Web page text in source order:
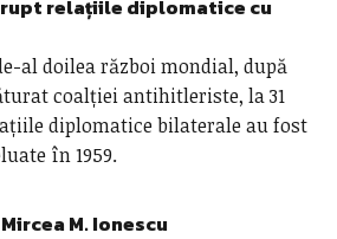
rupt relațiile diplomatice cu
al doilea război mondial, după
coalției antihitleriste, la 31
diplomatice bilaterale au fost
în 1959.
Mircea M. Ionescu